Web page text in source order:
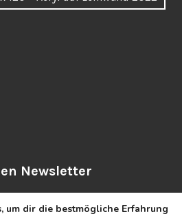
Newsletter
um dir die bestmögliche Erfahrung